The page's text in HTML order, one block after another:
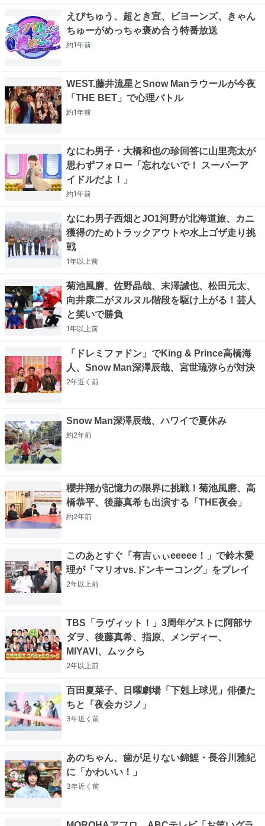
えびちゅう、超とき宣、ビヨーンズ、きゃん
ちゅーがめっちゃ褒め合う特番放送
約1年前
WEST.藤井流星とSnow Manラウールが今夜
「THE BET」で心理バトル
約1年前
なにわ男子・大橋和也の珍回答に山里亮太が
思わずフォロー「忘れないで！ スーパーア
イドルだよ！」
約1年前
なにわ男子西畑とJO1河野が北海道旅、カニ
獲得のためトラックアウトや水上ゴザ走り挑
戦
1年以上前
菊池風磨、佐野晶哉、末澤誠也、松田元太、
向井康二がヌルヌル階段を駆け上がる！芸人
と笑いで勝負
1年以上前
「ドレミファドン」でKing & Prince高橋海
人、Snow Man深澤辰哉、宮世琉弥らが対決
2年近く 前
Snow Man深澤辰哉、ハワイで夏休み
約2年前
櫻井翔が記憶力の限界に挑戦！菊池風磨、高
橋恭平、後藤真希も出演する「THE夜会」
約2年前
このあとすぐ「有吉ぃぃeeeee！」で鈴木愛
理が「マリオvs.ドンキーコング」をプレイ
2年以上前
TBS「ラヴィット！」3周年ゲストに阿部サ
ダヲ、後藤真希、指原、メンディー、
MIYAVI、ムックら
2年以上前
百田夏菜子、日曜劇場「下剋上球児」俳優た
ちと「夜会カジノ」
3年近く 前
あのちゃん、歯が足りない錦鯉・長谷川雅紀
に「かわいい！」
3年近く 前